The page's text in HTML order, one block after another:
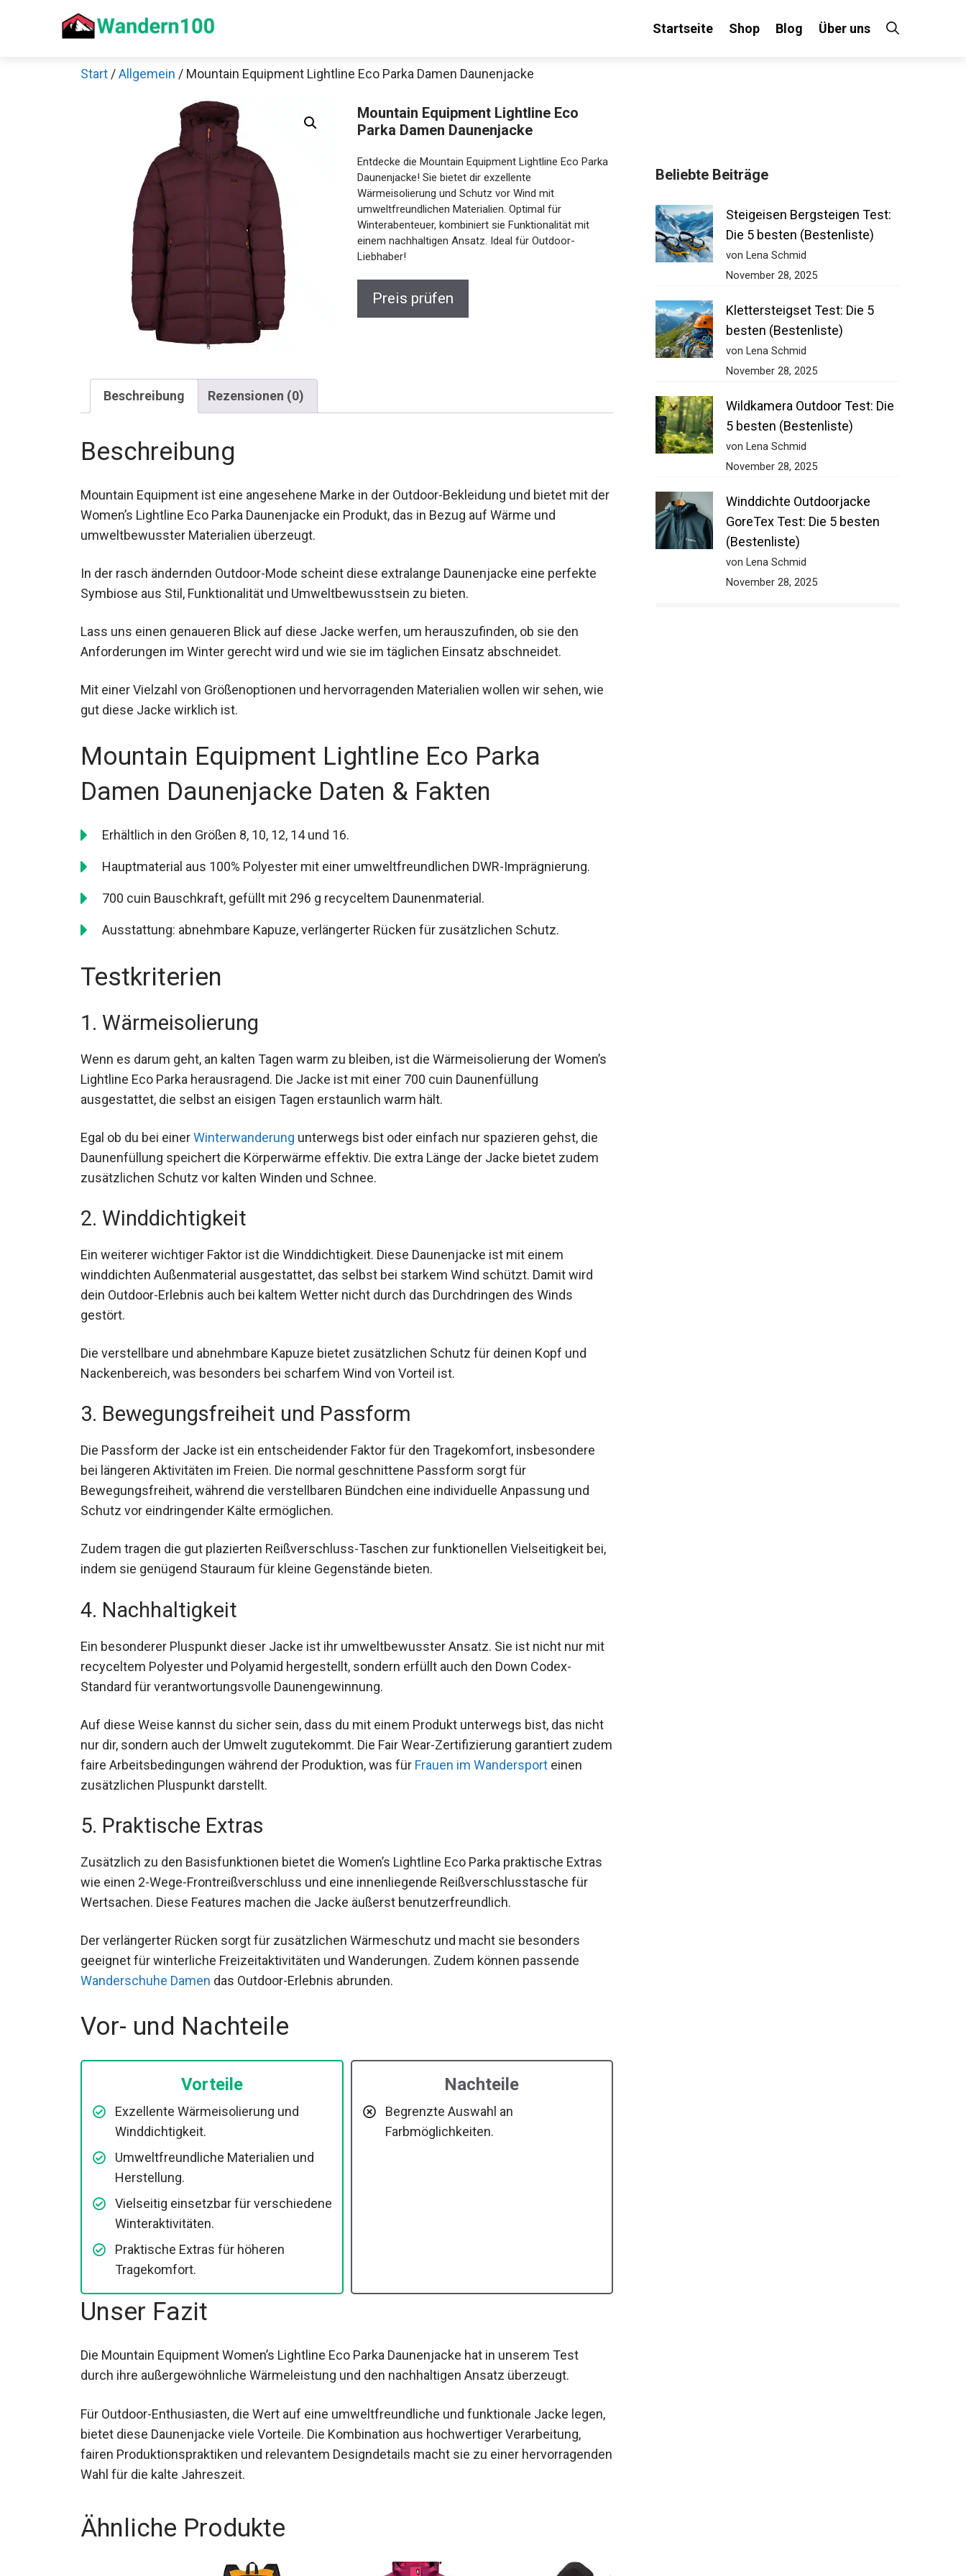
Startseite Shop Blog Über uns
Start /Allgemein / Mountain Equipment Lightline Eco Parka Damen Daunenjacke
Mountain Equipment Lightline Eco
Parka Damen Daunenjacke
Entdecke die Mountain Equipment Lightline Eco Parka
Daunenjacke! Sie bietet dir exzellente
Wärmeisolierung und Schutz vor Wind mit
umweltfreundlichen Materialien. Optimal für
Winterabenteuer, kombiniert sie Funktionalität mit
einem nachhaltigen Ansatz. Ideal für Outdoor-
Liebhaber!
Preis prüfen
Beschreibung Rezensionen (0)
Beschreibung
Mountain Equipment ist eine angesehene Marke in der Outdoor-Bekleidung und bietet mit
der Women’s Lightline Eco Parka Daunenjacke ein Produkt, das in Bezug auf Wärme und
umweltbewusster Materialien überzeugt.
In der rasch ändernden Outdoor-Mode scheint diese extralange Daunenjacke eine perfekte
Symbiose aus Stil, Funktionalität und Umweltbewusstsein zu bieten.
Lass uns einen genaueren Blick auf diese Jacke werfen, um herauszufinden, ob sie den
Anforderungen im Winter gerecht wird und wie sie im täglichen Einsatz abschneidet.
Mit einer Vielzahl von Größenoptionen und hervorragenden Materialien wollen wir sehen, wie
gut diese Jacke wirklich ist.
Mountain Equipment Lightline Eco Parka
Damen Daunenjacke Daten & Fakten
Erhältlich in den Größen 8, 10, 12, 14 und 16.
Hauptmaterial aus 100% Polyester mit einer umweltfreundlichen DWR-Imprägnierung.
700 cuin Bauschkraft, gefüllt mit 296 g recyceltem Daunenmaterial.
Ausstattung: abnehmbare Kapuze, verlängerter Rücken für zusätzlichen Schutz.
Testkriterien
1. Wärmeisolierung
Wenn es darum geht, an kalten Tagen warm zu bleiben, ist die Wärmeisolierung der
Women’s Lightline Eco Parka herausragend. Die Jacke ist mit einer 700 cuin Daunenfüllung
ausgestattet, die selbst an eisigen Tagen erstaunlich warm hält.
Egal ob du bei einerWinterwanderung unterwegs bist oder einfach nur spazieren gehst, die
Daunenfüllung speichert die Körperwärme effektiv. Die extra Länge der Jacke bietet zudem
zusätzlichen Schutz vor kalten Winden und Schnee.
2. Winddichtigkeit
Ein weiterer wichtiger Faktor ist die Winddichtigkeit. Diese Daunenjacke ist mit einem
winddichten Außenmaterial ausgestattet, das selbst bei starkem Wind schützt. Damit wird
dein Outdoor-Erlebnis auch bei kaltem Wetter nicht durch das Durchdringen des Winds
gestört.
Die verstellbare und abnehmbare Kapuze bietet zusätzlichen Schutz für deinen Kopf und
Nackenbereich, was besonders bei scharfem Wind von Vorteil ist.
3. Bewegungsfreiheit und Passform
Die Passform der Jacke ist ein entscheidender Faktor für den Tragekomfort, insbesondere
bei längeren Aktivitäten im Freien. Die normal geschnittene Passform sorgt für
Bewegungsfreiheit, während die verstellbaren Bündchen eine individuelle Anpassung und
Schutz vor eindringender Kälte ermöglichen.
Zudem tragen die gut plazierten Reißverschluss-Taschen zur funktionellen Vielseitigkeit
bei, indem sie genügend Stauraum für kleine Gegenstände bieten.
4. Nachhaltigkeit
Ein besonderer Pluspunkt dieser Jacke ist ihr umweltbewusster Ansatz. Sie ist nicht nur mit
recyceltem Polyester und Polyamid hergestellt, sondern erfüllt auch den Down Codex-
Standard für verantwortungsvolle Daunengewinnung.
Auf diese Weise kannst du sicher sein, dass du mit einem Produkt unterwegs bist, das nicht
nur dir, sondern auch der Umwelt zugutekommt. Die Fair Wear-Zertifizierung garantiert
zudem faire Arbeitsbedingungen während der Produktion, was fürFrauen im Wandersport
einen zusätzlichen Pluspunkt darstellt.
5. Praktische Extras
Zusätzlich zu den Basisfunktionen bietet die Women’s Lightline Eco Parka praktische Extras
wie einen 2-Wege-Frontreißverschluss und eine innenliegende Reißverschlusstasche für
Wertsachen. Diese Features machen die Jacke äußerst benutzerfreundlich.
Der verlängerter Rücken sorgt für zusätzlichen Wärmeschutz und macht sie besonders
geeignet für winterliche Freizeitaktivitäten und Wanderungen. Zudem können passende
Wanderschuhe Damen das Outdoor-Erlebnis abrunden.
Vor- und Nachteile
Vorteile
Exzellente Wärmeisolierung und
Winddichtigkeit.
Umweltfreundliche Materialien und
Herstellung.
Vielseitig einsetzbar für
verschiedene Winteraktivitäten.
Praktische Extras für höheren
Tragekomfort.
Nachteile
Begrenzte Auswahl an
Farbmöglichkeiten.
Unser Fazit
Die Mountain Equipment Women’s Lightline Eco Parka Daunenjacke hat in unserem Test
durch ihre außergewöhnliche Wärmeleistung und den nachhaltigen Ansatz überzeugt.
Für Outdoor-Enthusiasten, die Wert auf eine umweltfreundliche und funktionale Jacke legen,
bietet diese Daunenjacke viele Vorteile. Die Kombination aus hochwertiger Verarbeitung,
fairen Produktionspraktiken und relevantem Designdetails macht sie zu einer
hervorragenden Wahl für die kalte Jahreszeit.
Ähnliche Produkte
Beliebte Beiträge
Steigeisen Bergsteigen Test:
Die 5 besten (Bestenliste)
von Lena Schmid
November 28, 2025
Klettersteigset Test: Die 5
besten (Bestenliste)
von Lena Schmid
November 28, 2025
Wildkamera Outdoor Test: Die
5 besten (Bestenliste)
von Lena Schmid
November 28, 2025
Winddichte Outdoorjacke
GoreTex Test: Die 5 besten
(Bestenliste)
von Lena Schmid
November 28, 2025
Decathlon Sale
Schaue dir jetzt die meistverkauften Produkte im Sale bei Decathlon an!
Jetzt anschauen